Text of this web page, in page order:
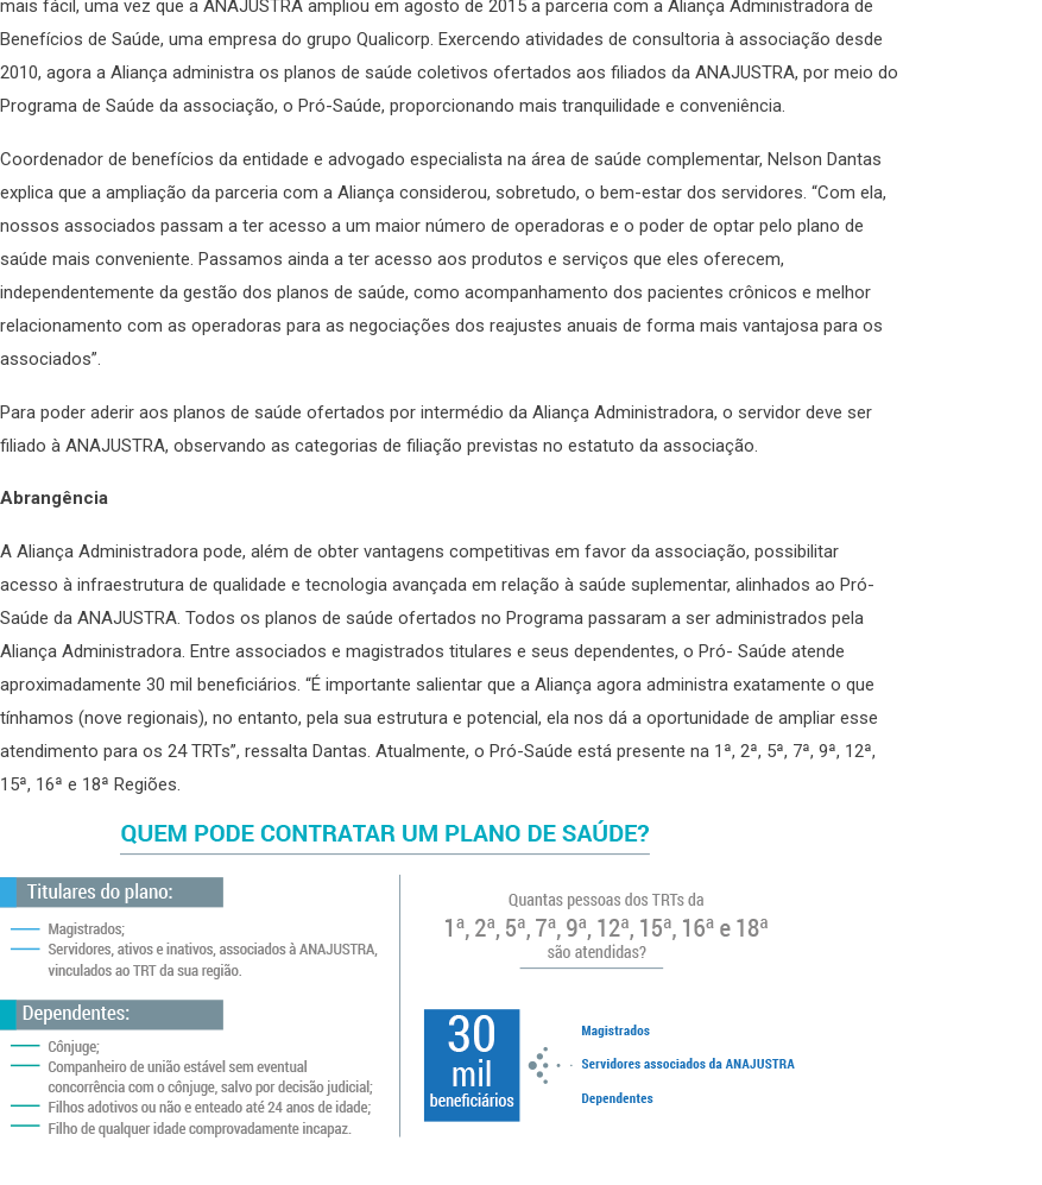
mais fácil, uma vez que a ANAJUSTRA ampliou em agosto de 2015 a parceria com a Aliança Administradora de
Benefícios de Saúde, uma empresa do grupo Qualicorp. Exercendo atividades de consultoria à associação desde
2010, agora a Aliança administra os planos de saúde coletivos ofertados aos filiados da ANAJUSTRA, por meio do
Programa de Saúde da associação, o Pró-Saúde, proporcionando mais tranquilidade e conveniência.
Coordenador de benefícios da entidade e advogado especialista na área de saúde complementar, Nelson Dantas
explica que a ampliação da parceria com a Aliança considerou, sobretudo, o bem-estar dos servidores. “Com ela,
nossos associados passam a ter acesso a um maior número de operadoras e o poder de optar pelo plano de
saúde mais conveniente. Passamos ainda a ter acesso aos produtos e serviços que eles oferecem,
independentemente da gestão dos planos de saúde, como acompanhamento dos pacientes crônicos e melhor
relacionamento com as operadoras para as negociações dos reajustes anuais de forma mais vantajosa para os
associados”.
Para poder aderir aos planos de saúde ofertados por intermédio da Aliança Administradora, o servidor deve ser
filiado à ANAJUSTRA, observando as categorias de filiação previstas no estatuto da associação.
Abrangência
A Aliança Administradora pode, além de obter vantagens competitivas em favor da associação, possibilitar
acesso à infraestrutura de qualidade e tecnologia avançada em relação à saúde suplementar, alinhados ao Pró-
Saúde da ANAJUSTRA. Todos os planos de saúde ofertados no Programa passaram a ser administrados pela
Aliança Administradora. Entre associados e magistrados titulares e seus dependentes, o Pró- Saúde atende
aproximadamente 30 mil beneficiários. “É importante salientar que a Aliança agora administra exatamente o que
tínhamos (nove regionais), no entanto, pela sua estrutura e potencial, ela nos dá a oportunidade de ampliar esse
atendimento para os 24 TRTs”, ressalta Dantas. Atualmente, o Pró-Saúde está presente na 1ª, 2ª, 5ª, 7ª, 9ª, 12ª,
15ª, 16ª e 18ª Regiões.